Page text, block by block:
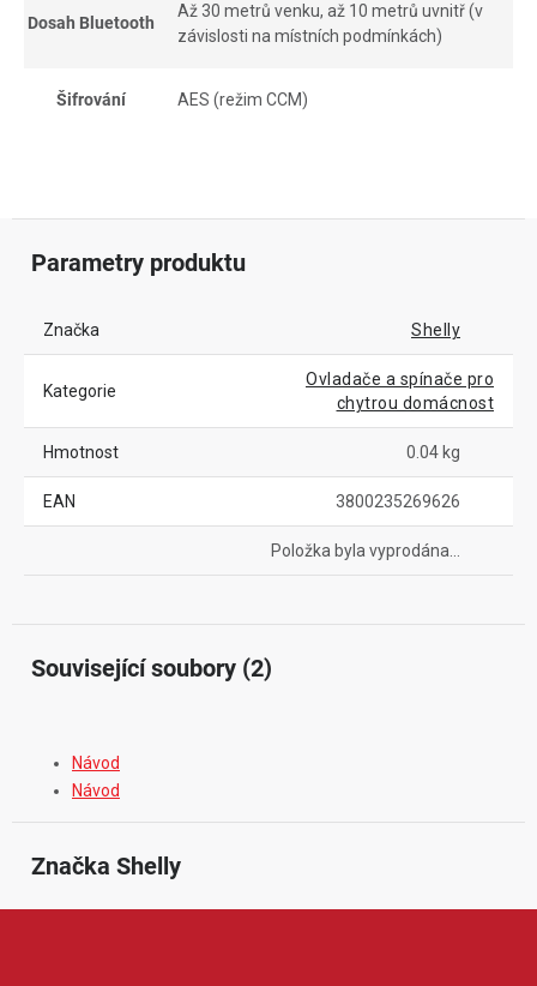
Dosah Bluetooth
Až 30 metrů venku, až 10 metrů uvnitř (v
závislosti na místních podmínkách)
Šifrování AES (režim CCM)
Parametry produktu
Značka Shelly
Kategorie
Ovladače a spínače pro
chytrou domácnost
Hmotnost 0.04 kg
EAN 3800235269626
Položka byla vyprodána…
Související soubory (2)
Návod
Návod
Značka Shelly